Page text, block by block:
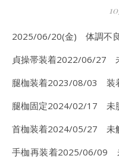
2025/06/20(金) 体調不
貞操帯装着2022/06/27
腿枷装着2023/08/03 装
腿枷固定2024/02/17 未
首枷装着2024/05/27 未
手枷再装着2025/06/09